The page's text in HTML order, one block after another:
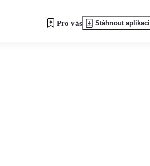
Pro vás Stáhnout aplikaci